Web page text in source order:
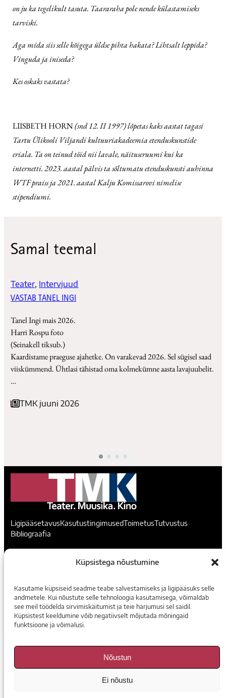
Küpsistega nõustumine
Kasutame küpsiseid seadme teabe salvestamiseks ja ligipääsuks selle
andmetele. Kui nõustute selle tehnoloogia kasutamisega, võimaldab
see meil töödelda sirvimiskäitumist ja teie harjumusi sel saidil.
Küpsistest keeldumine võib negatiivselt mõjutada mõningaid
funktsioone ja võimalusi.
Nõustun
Ei nõustu
on ju ka tegelikult tasuta. Taararaha pole nende külastamiseks
tarviski.
Aga mida siis selle kõigega üldse pihta hakata? Lihtsalt leppida?
Vinguda ja iniseda?
Kes oskaks vastata?
LIISBETH HORN(snd 12. II 1997)lõpetas kaks aastat tagasi
Tartu Ülikooli Viljandi kultuuriakadeemia etenduskunstide
eriala. Ta on teinud töid nii lavale, näituseruumi kui ka
internetti. 2023. aastal pälvis ta sõltumatu etenduskunsti auhinna
WTF praiss ja 2021. aastal Kalju Komissarovi nimelise
stipendiumi.
Samal teemal
Teater, Intervjuud
VASTAB TANEL INGI
Tanel Ingi mais 2026.
Harri Rospu foto
(Seinakell tiksub.)
Kaardistame praeguse ajahetke. On varakevad 2026. Sel sügisel saad
viiskümmend. Ühtlasi tähistad oma kolmekümne aasta lavajuubelit.
…
TMK juuni 2026
LigipääsetavusKasutustingimusedToimetusTutvustus
Bibliograafia
Teater. Muusika. Kino
madis@temuki.ee
InstagramFacebook
Tellimine
E-ajakirjad